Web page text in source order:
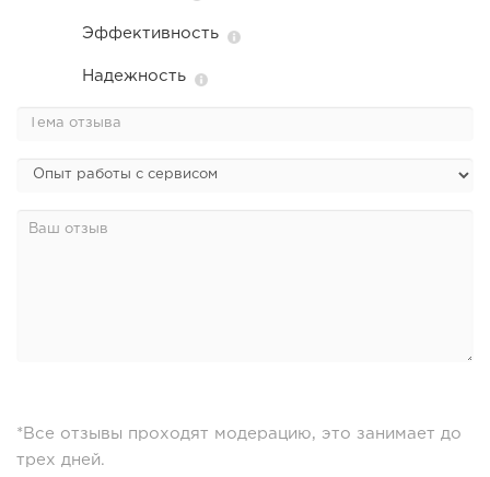
Эффективность
Надежность
*Все отзывы проходят модерацию, это занимает до
трех дней.